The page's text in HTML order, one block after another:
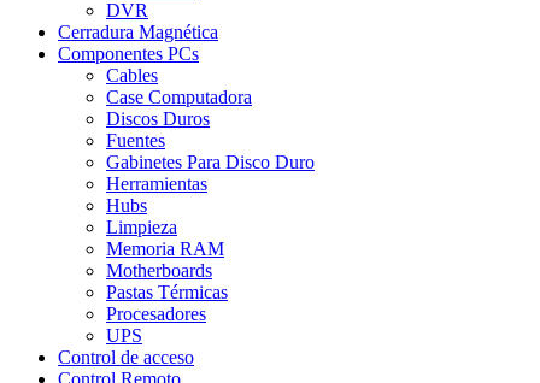
DVR
Cerradura Magnética
Componentes PCs
Cables
Case Computadora
Discos Duros
Fuentes
Gabinetes Para Disco Duro
Herramientas
Hubs
Limpieza
Memoria RAM
Motherboards
Pastas Térmicas
Procesadores
UPS
Control de acceso